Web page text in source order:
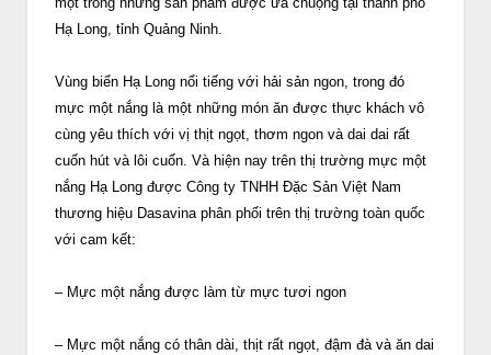
Hạ Long, tỉnh Quảng Ninh.
Vùng biển Hạ Long nổi tiếng với hải sản ngon, trong đó
mực một nắng là một những món ăn được thực khách vô
cùng yêu thích với vị thịt ngọt, thơm ngon và dai dai rất
cuốn hút và lôi cuốn. Và hiện nay trên thị trường mực một
nắng Hạ Long được Công ty TNHH Đặc Sản Việt Nam
thương hiệu Dasavina phân phối trên thị trường toàn quốc
với cam kết:
– Mực một nắng được làm từ mực tươi ngon
– Mực một nắng có thân dài, thịt rất ngọt, đậm đà và ăn dai